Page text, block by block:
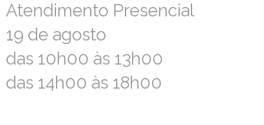
Atendimento Presencial
19 de agosto
das 10h00 às 13h00
das 14h00 às 18h00
Atendimento Presencial
19 de agosto
das 10h00 às 13h00
das 14h00 às 18h00